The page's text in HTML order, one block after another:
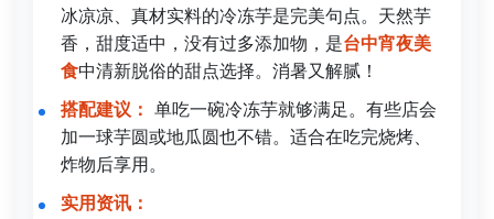
冰凉凉、真材实料的冷冻芋是完美句点。天然芋
香，甜度适中，没有过多添加物，是台中宵夜美
食中清新脱俗的甜点选择。消暑又解腻！
搭配建议： 单吃一碗冷冻芋就够满足。有些店会
加一球芋圆或地瓜圆也不错。适合在吃完烧烤、
炸物后享用。
实用资讯：